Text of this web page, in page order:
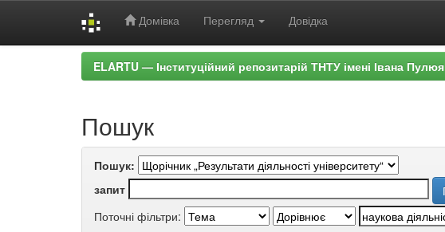
Домівка Перегляд Довідка
ELARTU — Інституційний репозитарій ТНТУ імені Івана Пулюя
Пошук
Пошук:
запит
Поточні фільтри: